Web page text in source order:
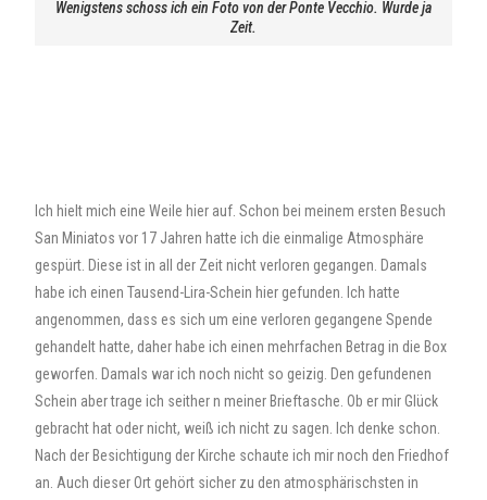
Wenigstens schoss ich ein Foto von der Ponte Vecchio. Wurde ja
Zeit.
Ich hielt mich eine Weile hier auf. Schon bei meinem ersten Besuch
San Miniatos vor 17 Jahren hatte ich die einmalige Atmosphäre
gespürt. Diese ist in all der Zeit nicht verloren gegangen. Damals
habe ich einen Tausend-Lira-Schein hier gefunden. Ich hatte
angenommen, dass es sich um eine verloren gegangene Spende
gehandelt hatte, daher habe ich einen mehrfachen Betrag in die Box
geworfen. Damals war ich noch nicht so geizig. Den gefundenen
Schein aber trage ich seither n meiner Brieftasche. Ob er mir Glück
gebracht hat oder nicht, weiß ich nicht zu sagen. Ich denke schon.
Nach der Besichtigung der Kirche schaute ich mir noch den Friedhof
an. Auch dieser Ort gehört sicher zu den atmosphärischsten in